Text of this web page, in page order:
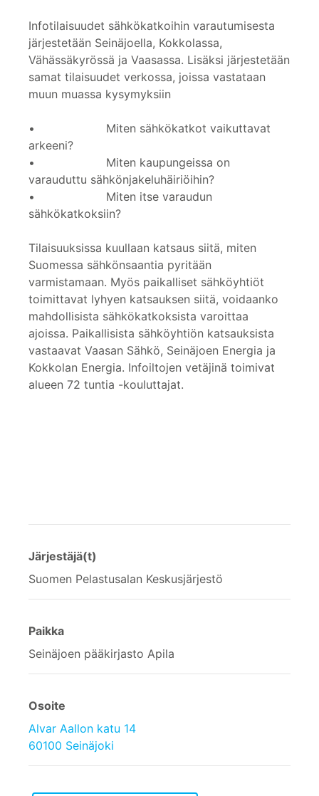
Infotilaisuudet sähkökatkoihin varautumisesta
järjestetään Seinäjoella, Kokkolassa,
Vähässäkyrössä ja Vaasassa. Lisäksi järjestetään
samat tilaisuudet verkossa, joissa vastataan
muun muassa kysymyksiin
• Miten sähkökatkot vaikuttavat
arkeeni?
• Miten kaupungeissa on
varauduttu sähkönjakeluhäiriöihin?
• Miten itse varaudun
sähkökatkoksiin?
Tilaisuuksissa kuullaan katsaus siitä, miten
Suomessa sähkönsaantia pyritään
varmistamaan. Myös paikalliset sähköyhtiöt
toimittavat lyhyen katsauksen siitä, voidaanko
mahdollisista sähkökatkoksista varoittaa
ajoissa. Paikallisista sähköyhtiön katsauksista
vastaavat Vaasan Sähkö, Seinäjoen Energia ja
Kokkolan Energia. Infoiltojen vetäjinä toimivat
alueen 72 tuntia -kouluttajat.
Järjestäjä(t)
Suomen Pelastusalan Keskusjärjestö
Paikka
Seinäjoen pääkirjasto Apila
Osoite
Alvar Aallon katu 14
60100 Seinäjoki